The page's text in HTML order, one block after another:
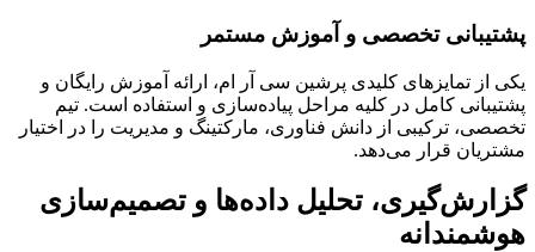
پشتیبانی تخصصی و آموزش مستمر
یکی از تمایزهای کلیدی پرشین سی آر ام، ارائه آموزش رایگان و
پشتیبانی کامل در کلیه مراحل پیاده‌سازی و استفاده است. تیم
تخصصی، ترکیبی از دانش فناوری، مارکتینگ و مدیریت را در اختیار
مشتریان قرار می‌دهد.
گزارش‌گیری، تحلیل داده‌ها و تصمیم‌سازی
هوشمندانه